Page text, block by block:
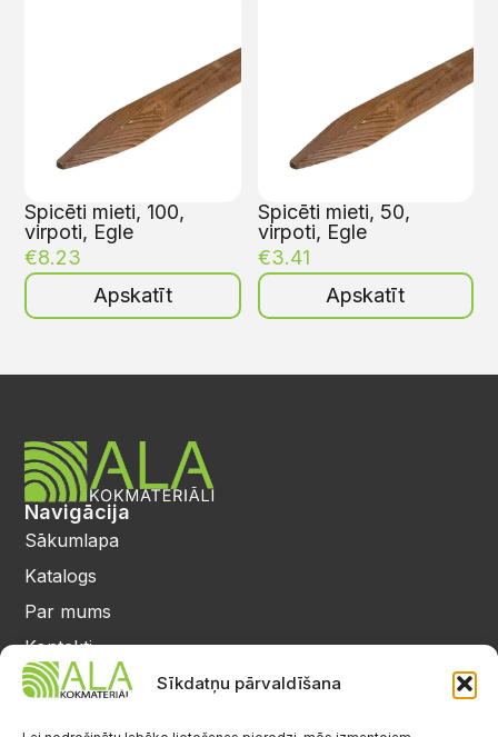
Sīkdatņu pārvaldīšana
Spicēti mieti, 100,
virpoti, Egle
€8.23
Apskatīt
Spicēti mieti, 50,
virpoti, Egle
€3.41
Apskatīt
Navigācija
Sākumlapa
Katalogs
Par mums
Kontakti
Privātuma politika